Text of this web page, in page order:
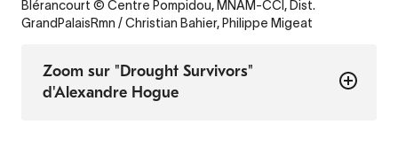
Blérancourt © Centre Pompidou, MNAM-CCI, Dist.
GrandPalaisRmn / Christian Bahier, Philippe Migeat
Zoom sur "Drought Survivors"
d'Alexandre Hogue